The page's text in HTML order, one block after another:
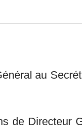
au
Directeur